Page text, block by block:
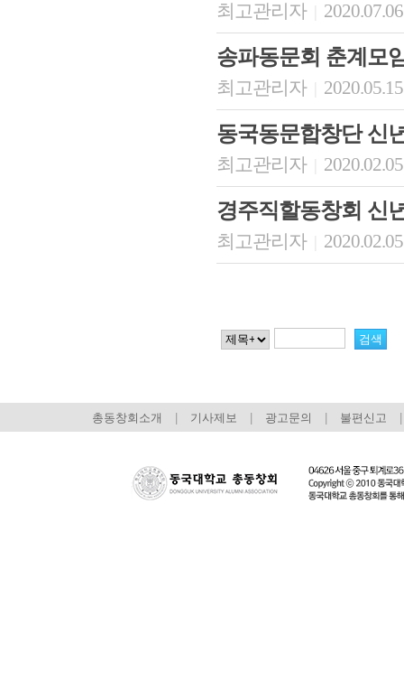
최고관리자
송파동문회 춘계모
최고관리자
동국동문합창단 신
최고관리자
경주직할동창회 신
최고관리자
총동창회소개 기사제보 광고문의 불편신고